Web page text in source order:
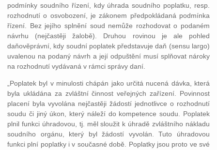
podmínky soudního řízení, kdy úhrada soudního poplatku, resp.
rozhodnutí o osvobození, je zákonem předpokládaná podmínka
řízení. Bez jejího splnění soud nemůže rozhodovat o podaném
návrhu (nejčastěji žalobě). Druhou rovinou je ale pohled
daňověprávní, kdy soudní poplatek představuje daň (sensu largo)
uvalenou na podaný návrh a její odpuštění musí splňovat nároky
na rozhodnutí vydávaná v rámci správy daní.
„Poplatek byl v minulosti chápán jako určitá nucená dávka, která
byla ukládána za zvláštní činnost veřejných zařízení. Povinnost
placení byla vyvolána nejčastěji žádostí jednotlivce o rozhodnutí
soudu či jiný úkon, který náleží do kompetence soudu. Poplatek
plnil funkci úhradovou, tj. měl sloužit k úhradě zvláštního nákladu
soudního orgánu, který byl žádostí vyvolán. Tuto úhradovou
funkci plní poplatky i v současné době. Poplatky jsou proto ve své